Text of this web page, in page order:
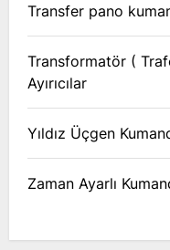
Transfer pano
Transformatör (
Ayırıcılar
Yıldız Üçgen
Zaman Ayarlı